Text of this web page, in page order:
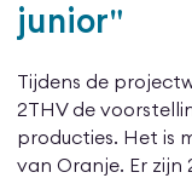
junior"
Tijdens de
2THV de
producties. Het is
van Oranje. Er zijn